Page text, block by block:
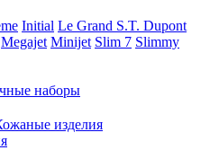
Initial Le Grand S.T. Dupont
Megajet Minijet Slim 7 Slimmy
наборы
изделия